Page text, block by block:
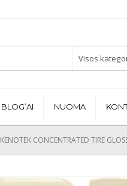
Visos
BLOG’AI NUOMA
KENOTEK CONCENTRATED TIRE